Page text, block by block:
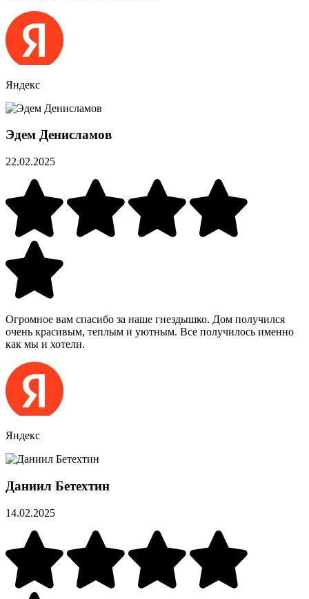
Яндекс
Эдем Денисламов
22.02.2025
Огромное вам спасибо за наше гнездышко. Дом получился
очень красивым, теплым и уютным. Все получилось именно
как мы и хотели.
Яндекс
Даниил Бетехтин
14.02.2025